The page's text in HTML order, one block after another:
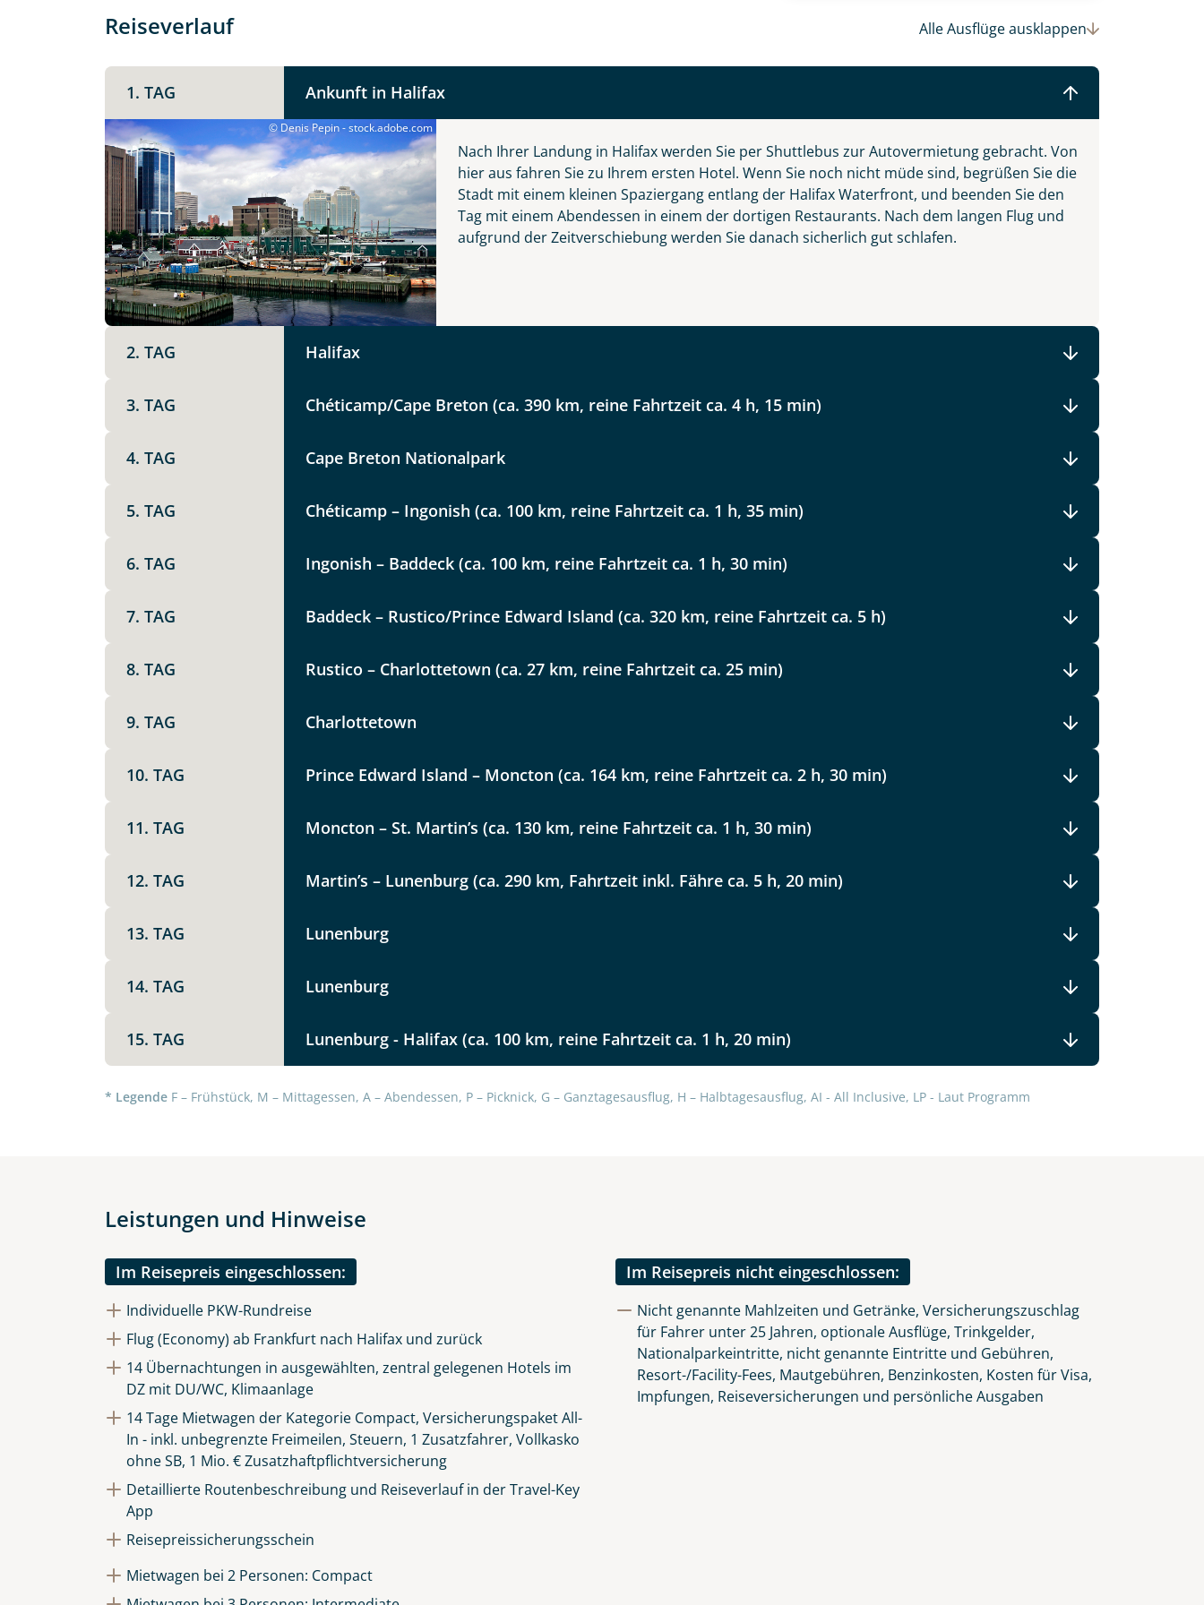
Merkliste
Teile diese Reise
Kanadas Atlantikprovinzen Nova Scotia, Prince Edward Island und
New Brunswick
Telegram per E-Mail senden
Link kopieren
Termin wählen
Reiseverlauf Alle Ausflügeausklappen
1. TAG Ankunft in Halifax
© Denis Pepin - stock.adobe.com
Nach Ihrer Landung in Halifax werden Sie per Shuttlebus zur Autovermietung gebracht. Von
hier aus fahren Sie zu Ihrem ersten Hotel. Wenn Sie noch nicht müde sind, begrüßen Sie die
Stadt mit einem kleinen Spaziergang entlang der Halifax Waterfront, und beenden Sie den
Tag mit einem Abendessen in einem der dortigen Restaurants. Nach dem langen Flug und
aufgrund der Zeitverschiebung werden Sie danach sicherlich gut schlafen.
2. TAG Halifax
3. TAG Chéticamp/Cape Breton (ca. 390 km, reine Fahrtzeit ca. 4 h, 15 min)
4. TAG Cape Breton Nationalpark
5. TAG Chéticamp – Ingonish (ca. 100 km, reine Fahrtzeit ca. 1 h, 35 min)
6. TAG Ingonish – Baddeck (ca. 100 km, reine Fahrtzeit ca. 1 h, 30 min)
7. TAG Baddeck – Rustico/Prince Edward Island (ca. 320 km, reine Fahrtzeit ca. 5 h)
8. TAG Rustico – Charlottetown (ca. 27 km, reine Fahrtzeit ca. 25 min)
9. TAG Charlottetown
10. TAG Prince Edward Island – Moncton (ca. 164 km, reine Fahrtzeit ca. 2 h, 30 min)
11. TAG Moncton – St. Martin’s (ca. 130 km, reine Fahrtzeit ca. 1 h, 30 min)
12. TAG Martin’s – Lunenburg (ca. 290 km, Fahrtzeit inkl. Fähre ca. 5 h, 20 min)
13. TAG Lunenburg
14. TAG Lunenburg
15. TAG Lunenburg - Halifax (ca. 100 km, reine Fahrtzeit ca. 1 h, 20 min)
* Legende F – Frühstück, M – Mittagessen, A – Abendessen, P – Picknick, G – Ganztagesausflug, H – Halbtagesausflug, AI - All Inclusive, LP - Laut Programm
Leistungen und Hinweise
Im Reisepreis eingeschlossen:
Individuelle PKW-Rundreise
Flug (Economy) ab Frankfurt nach Halifax und zurück
14 Übernachtungen in ausgewählten, zentral gelegenen Hotels im
DZ mit DU/WC, Klimaanlage
14 Tage Mietwagen der Kategorie Compact, Versicherungspaket All-
In - inkl. unbegrenzte Freimeilen, Steuern, 1 Zusatzfahrer, Vollkasko
ohne SB, 1 Mio. € Zusatzhaftpflichtversicherung
Detaillierte Routenbeschreibung und Reiseverlauf in der Travel-Key
App
Reisepreissicherungsschein
Mietwagen bei 2 Personen: Compact
Im Reisepreis nicht eingeschlossen:
Nicht genannte Mahlzeiten und Getränke, Versicherungszuschlag
für Fahrer unter 25 Jahren, optionale Ausflüge, Trinkgelder,
Nationalparkeintritte, nicht genannte Eintritte und Gebühren,
Resort-/Facility-Fees, Mautgebühren, Benzinkosten, Kosten für Visa,
Impfungen, Reiseversicherungen und persönliche Ausgaben